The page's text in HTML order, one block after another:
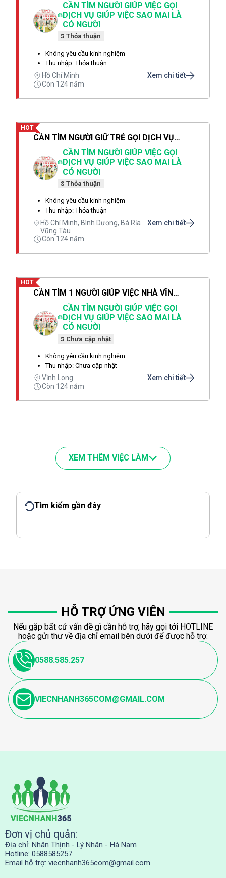
CẦN TÌM NGƯỜI GIÚP VIỆC GỌI
DỊCH VỤ GIÚP VIỆC SAO MAI LÀ
CÓ NGƯỜI
$ Thỏa thuận
Không yêu cầu kinh nghiệm
Thu nhập: Thỏa thuận
Hồ Chí Minh
Còn 124 năm
Xem chi tiết
CẦN TÌM NGƯỜI GIỮ TRẺ GỌI DỊCH VỤ SAO MAI CHỊ THẢO LÀ CÓ NGƯỜI SAU 1 PHÚT
CẦN TÌM NGƯỜI GIÚP VIỆC GỌI
DỊCH VỤ GIÚP VIỆC SAO MAI LÀ
CÓ NGƯỜI
$ Thỏa thuận
Không yêu cầu kinh nghiệm
Thu nhập: Thỏa thuận
Hồ Chí Minh, Bình Dương, Bà Rịa
Vũng Tàu
Còn 124 năm
Xem chi tiết
HOT
CẦN TÌM 1 NGƯỜI GIÚP VIỆC NHÀ VĨNH LONG 1 NGƯỜI GIỮ TRẺ 1 NGƯỜI CHĂM BÀ
CẦN TÌM NGƯỜI GIÚP VIỆC GỌI
DỊCH VỤ GIÚP VIỆC SAO MAI LÀ
CÓ NGƯỜI
$ Chưa cập nhật
Không yêu cầu kinh nghiệm
Thu nhập: Chưa cập nhật
Vĩnh Long
Còn 124 năm
Xem chi tiết
HOT
XEM THÊM VIỆC LÀM
Tìm kiếm gần đây
HỖ TRỢ ỨNG VIÊN
Nếu gặp bất cứ vấn đề gì cần hỗ trợ, hãy gọi tới HOTLINE
hoặc gửi thư về địa chỉ email bên dưới để được hỗ trợ.
0588.585.257
VIECNHANH365COM@GMAIL.COM
Đơn vị chủ quản:
Địa chỉ: Nhân Thịnh - Lý Nhân - Hà Nam
Hotline: 0588585257
Email hỗ trợ: viecnhanh365com@gmail.com